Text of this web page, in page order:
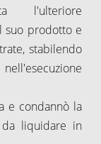
l'ulteriore
suo prodotto e
stabilendo
e condannò la
liquidare in